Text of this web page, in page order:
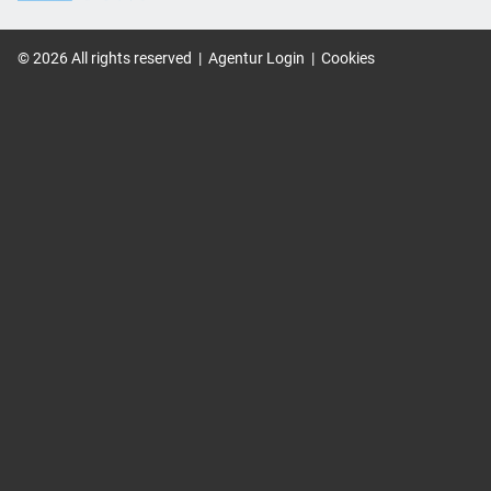
©2026All rights reserved | Agentur Login | Cookies